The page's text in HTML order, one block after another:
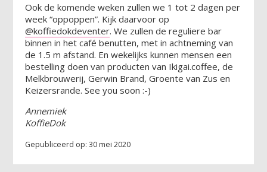
Ook de komende weken zullen we 1 tot 2 dagen per
week “oppoppen”. Kijk daarvoor op
@koffiedokdeventer. We zullen de reguliere bar
binnen in het café benutten, met in achtneming van
de 1.5 m afstand. En wekelijks kunnen mensen een
bestelling doen van producten van Ikigai.coffee, de
Melkbrouwerij, Gerwin Brand, Groente van Zus en
Keizersrande. See you soon :-)
Annemiek
KoffieDok
Gepubliceerd op: 30 mei 2020